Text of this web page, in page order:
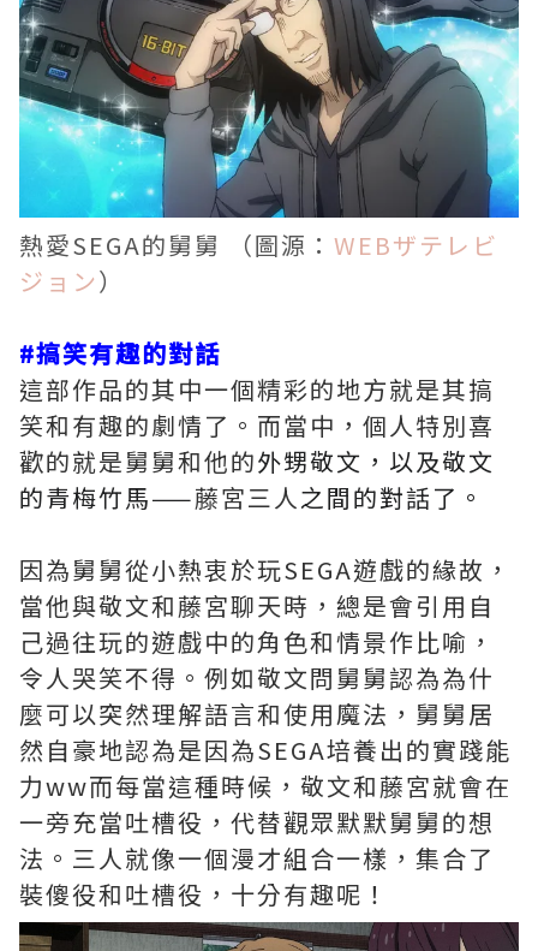
熱愛SEGA的舅舅 （圖源： WEBザテレビ
ジョン）
#搞笑有趣的對話
這部作品的其中一個精彩的地方就是其搞
笑和有趣的劇情了。而當中，個人特別喜
歡的就是舅舅和他的外甥敬文，以及敬文
的青梅竹馬——藤宮三人之間的對話了。
因為舅舅從小熱衷於玩SEGA遊戲的緣故，
當他與敬文和藤宮聊天時，總是會引用自
己過往玩的遊戲中的角色和情景作比喻，
令人哭笑不得。例如敬文問舅舅認為為什
麼可以突然理解語言和使用魔法，舅舅居
然自豪地認為是因為SEGA培養出的實踐能
力ww而每當這種時候，敬文和藤宮就會在
一旁充當吐槽役，代替觀眾默默舅舅的想
法。三人就像一個漫才組合一樣，集合了
裝傻役和吐槽役，十分有趣呢！